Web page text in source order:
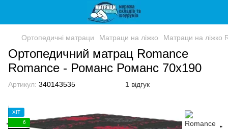
Ортопедичні матраци Матраци на ліжко Матраци на ліжко
Ортопедичний матрац Romance
Romance - Романс Романс 70x190
Артикул: 340143535 1 відгук
ХІТ
6